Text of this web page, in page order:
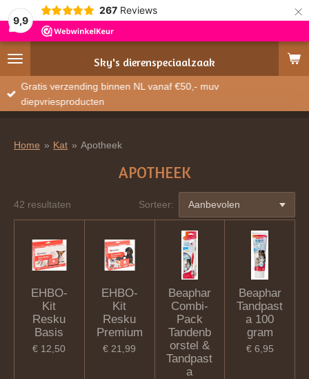
9,9
267 Reviews ×
Sky's dierenspeciaalzaak
Gratis verzending binnen NL vanaf €50,- muv
diepvriesproducten
Home » Kat » Apotheek
APOTHEEK
42 resultaten Sorteer:
EHBO-
Kit
Resku
Basis
€ 12,50
EHBO-
Kit
Resku
Premium
€ 21,99
Beaphar
Combi-
Pack
Tandenb
orstel &
Tandpast
a
Beaphar
Tandpast
a 100
gram
€ 6,95